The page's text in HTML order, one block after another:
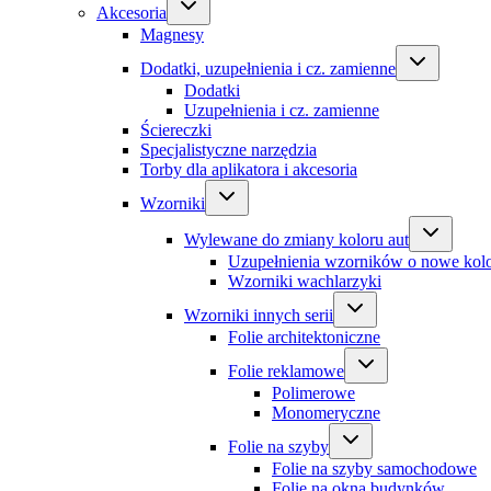
Akcesoria
Magnesy
Dodatki, uzupełnienia i cz. zamienne
Dodatki
Uzupełnienia i cz. zamienne
Ściereczki
Specjalistyczne narzędzia
Torby dla aplikatora i akcesoria
Wzorniki
Wylewane do zmiany koloru aut
Uzupełnienia wzorników o nowe
Wzorniki wachlarzyki
Wzorniki innych serii
Folie architektoniczne
Folie reklamowe
Polimerowe
Monomeryczne
Folie na szyby
Folie na szyby samochodowe